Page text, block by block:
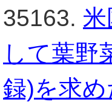
35163.
して葉野
録)を求